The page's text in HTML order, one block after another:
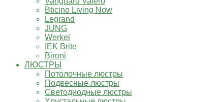
Bticino Living Now
Legrand
JUNG
Werkel
IEK Brite
Bironi
ЛЮСТРЫ
Потолочные люстры
Подвесные люстры
Светодиодные люстры